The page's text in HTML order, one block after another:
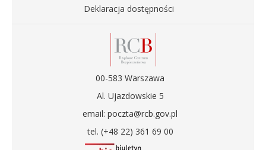
Deklaracja dostępności
00-583 Warszawa
Al. Ujazdowskie 5
email: poczta@rcb.gov.pl
tel. (+48 22) 361 69 00